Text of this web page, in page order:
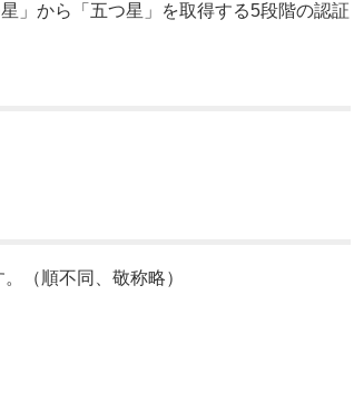
」から「五つ星」を取得する5段階の認証
（順不同、敬称略）